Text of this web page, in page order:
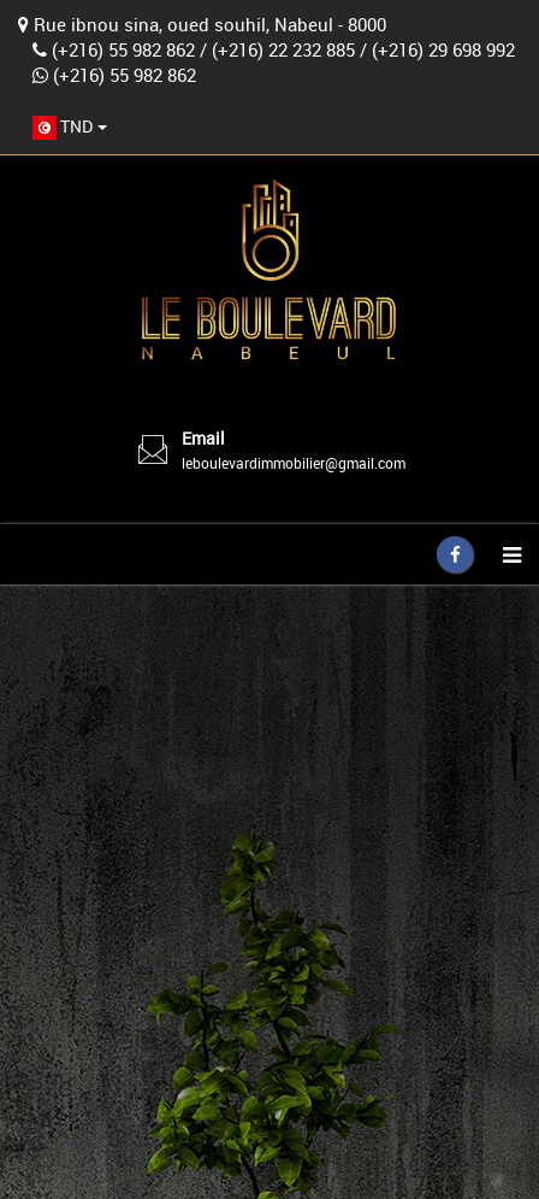
Rue ibnou sina, oued souhil, Nabeul - 8000
(+216) 55 982 862 / (+216) 22 232 885 / (+216) 29 698 992
(+216) 55 982 862
TND
Email
leboulevardimmobilier@gmail.com